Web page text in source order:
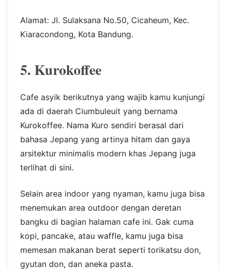
Alamat: Jl. Sulaksana No.50, Cicaheum, Kec.
Kiaracondong, Kota Bandung.
5. Kurokoffee
Cafe asyik berikutnya yang wajib kamu kunjungi
ada di daerah Ciumbuleuit yang bernama
Kurokoffee. Nama Kuro sendiri berasal dari
bahasa Jepang yang artinya hitam dan gaya
arsitektur minimalis modern khas Jepang juga
terlihat di sini.
Selain area indoor yang nyaman, kamu juga bisa
menemukan area outdoor dengan deretan
bangku di bagian halaman cafe ini. Gak cuma
kopi, pancake, atau waffle, kamu juga bisa
memesan makanan berat seperti torikatsu don,
gyutan don, dan aneka pasta.